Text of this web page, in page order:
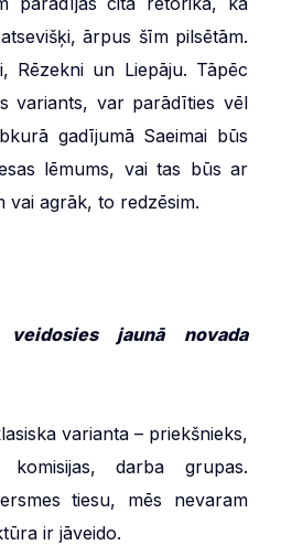
ārpus šīm pilsētām.
Rēzekni un Liepāju. Tāpēc
variants, var parādīties vēl
gadījumā Saeimai būs
lēmums, vai tas būs ar
vai agrāk, to redzēsim.
jaunā novada
varianta – priekšnieks,
komisijas, darba grupas.
tiesu, mēs nevaram
ir jāveido.